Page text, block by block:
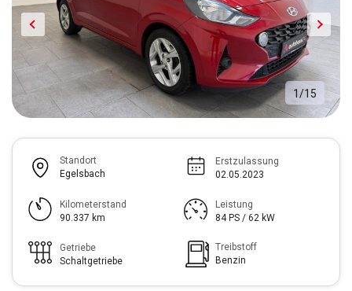
1 /15
Standort
Egelsbach
Erstzulassung
02.05.2023
Kilometerstand
90.337 km
Leistung
84 PS / 62 kW
Getriebe
Schaltgetriebe
Treibstoff
Benzin